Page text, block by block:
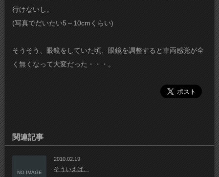
行けないし。
(写真でだいたい5～10cmくらい)
そうそう、眼鏡をしていた頃、眼鏡を調整すると車両感覚が全
く無くなって大変だった・・・。
関連記事
NO IMAGE
2010.02.19
そういえば。